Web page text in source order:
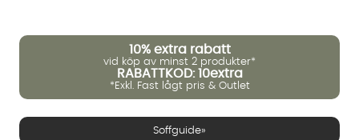
10% extra rabatt
vid köp av minst 2 produkter*
RABATTKOD: 10extra
*Exkl. Fast lågt pris & Outlet
Soffguide»
Vi använder AI för att svara på dina frågor. Konversationen
sparas i upp till 24 timmar för att kunna hjälpa dig. Vi delar